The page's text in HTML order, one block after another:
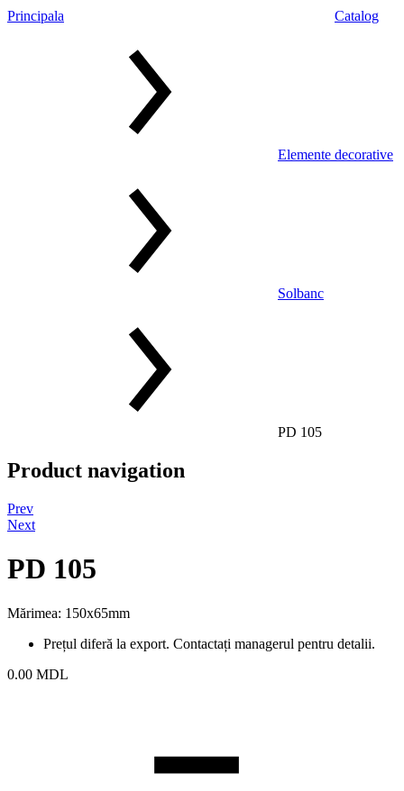
Principala Catalog
Elemente decorative
Solbanc
PD 105
Product navigation
Prev
Next
PD 105
Mărimea: 150x65mm
Prețul diferă la export. Contactați managerul pentru detalii.
0.00 MDL